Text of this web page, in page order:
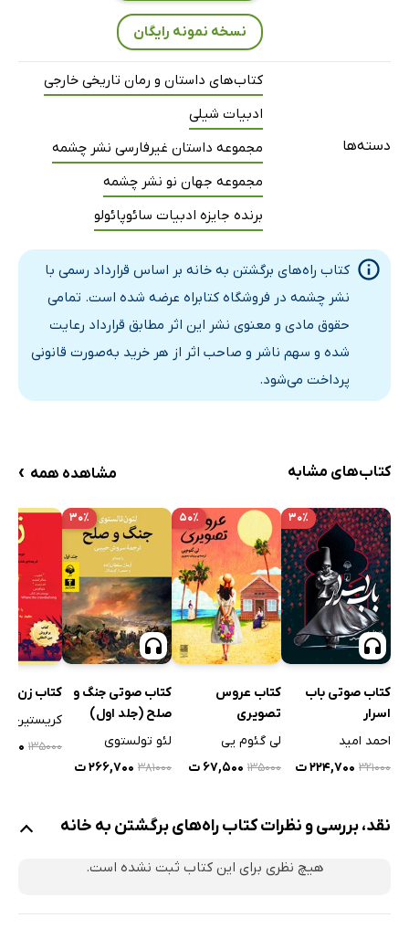
نسخه نمونه رایگان
دسته‌ها
کتاب‌های داستان و رمان تاریخی خارجی
ادبیات شیلی
مجموعه داستان غیرفارسی نشر چشمه
مجموعه جهان نو نشر چشمه
برنده جایزه ادبیات سائوپائولو
کتاب راه‌های برگشتن به خانه بر اساس قرارداد رسمی با
نشر چشمه در فروشگاه کتابراه عرضه شده است. تمامی
حقوق مادی و معنوی نشر این اثر مطابق قرارداد رعایت
شده و سهم ناشر و صاحب اثر از هر خرید به‌صورت قانونی
پرداخت می‌شود.
کتاب‌های مشابه مشاهده همه ›
۳۰٪
کتاب صوتی باب
اسرار
احمد امید
۳۲۱۰۰۰ ۲۲۴,۷۰۰ ت
۵۰٪
کتاب عروس
تصویری
لی گئوم یی
۱۳۵۰۰۰ ۶۷,۵۰۰ ت
۳۰٪
کتاب صوتی جنگ و
صلح (جلد اول)
لئو تولستوی
۳۸۱۰۰۰ ۲۶۶,۷۰۰ ت
کتاب زن
کریستین
۱۳۵۰۰۰
نقد، بررسی و نظرات کتاب راه‌های برگشتن به خانه
هیچ نظری برای این کتاب ثبت نشده است.